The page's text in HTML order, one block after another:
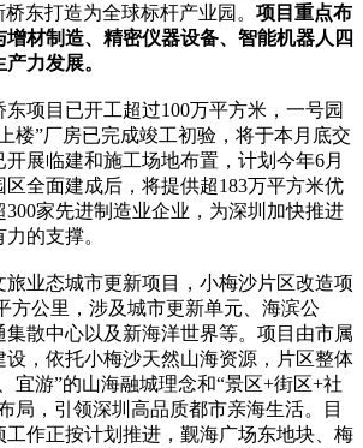
东打造为全球标杆产业园。 项目重点布
增材制造、精密仪器设备、智能机器人四
力发展。
目已开工超过100万平方米，一号园
楼”厂房已完成竣工初验，将于本月底交
展临建和施工场地布置，计划今年6月
全面建成后，将提供超183万平方米优
300家先进制造业企业，为深圳加快推进
的支撑。
态城市更新项目，小梅沙片区改造项
方公里，涉及城市更新单元、海滨公
集散中心以及新海洋世界等。项目由市属
设，依托小梅沙天然山海资源，片区整体
宜游”的山海融城理念和“景区+街区+社
局，引领深圳高品质都市亲海生活。目
工作正按计划推进，觐海广场东地块、梅